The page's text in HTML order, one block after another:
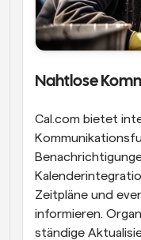
Nahtlose
Cal.com bietet
Zeitpläne und
informieren.
ständige